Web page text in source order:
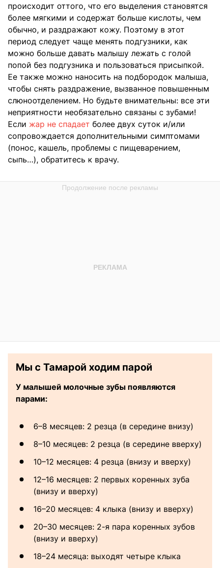
происходит оттого, что его выделения становятся
более мягкими и содержат больше кислоты, чем
обычно, и раздражают кожу. Поэтому в этот
период следует чаще менять подгузники, как
можно больше давать малышу лежать с голой
попой без подгузника и пользоваться присыпкой.
Ее также можно наносить на подбородок малыша,
чтобы снять раздражение, вызванное повышенным
слюноотделением. Но будьте внимательны: все эти
неприятности необязательно связаны с зубами!
Если жар не спадает более двух суток и/или
сопровождается дополнительными симптомами
(понос, кашель, проблемы с пищеварением,
сыпь…), обратитесь к врачу.
Мы с Тамарой ходим парой
У малышей молочные зубы появляются
парами:
6–8 месяцев: 2 резца (в середине внизу)
8–10 месяцев: 2 резца (в середине вверху)
10–12 месяцев: 4 резца (внизу и вверху)
12–16 месяцев: 2 первых коренных зуба
(внизу и вверху)
16–20 месяцев: 4 клыка (внизу и вверху)
20–30 месяцев: 2-я пара коренных зубов
(внизу и вверху)
18–24 месяца: выходят четыре клыка